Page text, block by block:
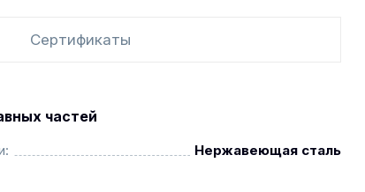
Сертификаты
частей
Нержавеющая сталь